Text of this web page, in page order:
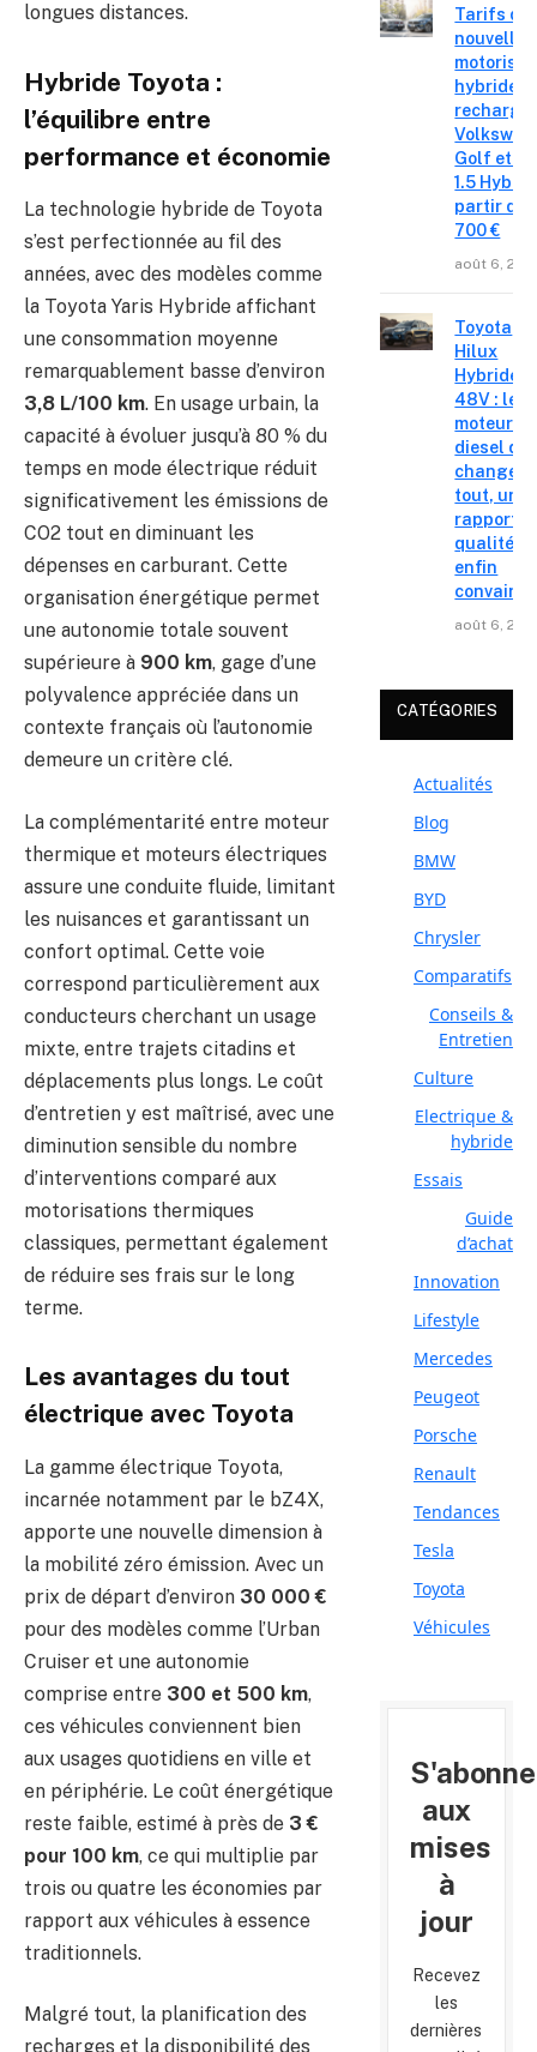
longues distances.
Hybride Toyota :
l’équilibre entre
performance et économie
La technologie hybride de Toyota
s’est perfectionnée au fil des
années, avec des modèles comme
la Toyota Yaris Hybride affichant
une consommation moyenne
remarquablement basse d’environ
3,8 L/100 km. En usage urbain, la
capacité à évoluer jusqu’à 80 % du
temps en mode électrique réduit
significativement les émissions de
CO2 tout en diminuant les
dépenses en carburant. Cette
organisation énergétique permet
une autonomie totale souvent
supérieure à 900 km, gage d’une
polyvalence appréciée dans un
contexte français où l’autonomie
demeure un critère clé.
La complémentarité entre moteur
thermique et moteurs électriques
assure une conduite fluide, limitant
les nuisances et garantissant un
confort optimal. Cette voie
correspond particulièrement aux
conducteurs cherchant un usage
mixte, entre trajets citadins et
déplacements plus longs. Le coût
d’entretien y est maîtrisé, avec une
diminution sensible du nombre
d’interventions comparé aux
motorisations thermiques
classiques, permettant également
de réduire ses frais sur le long
terme.
Les avantages du tout
électrique avec Toyota
La gamme électrique Toyota,
incarnée notamment par le bZ4X,
apporte une nouvelle dimension à
la mobilité zéro émission. Avec un
prix de départ d’environ 30 000 €
pour des modèles comme l’Urban
Cruiser et une autonomie
comprise entre 300 et 500 km,
ces véhicules conviennent bien
aux usages quotidiens en ville et
en périphérie. Le coût énergétique
reste faible, estimé à près de 3 €
pour 100 km, ce qui multiplie par
trois ou quatre les économies par
rapport aux véhicules à essence
traditionnels.
Malgré tout, la planification des
recharges et la disponibilité des
Tarifs
nouvelles
hybrides
Golf et T-
1.5 Hybrid
partir de
700 €
août 6,
Toyota
Hilux
Hybride
48V : le
moteur
diesel qui
change
tout, un
rapport
qualité-
enfin
août 6,
CATÉGORIES
Actualités
Blog
BMW
BYD
Chrysler
Comparatifs
Conseils &
Entretien
Culture
Electrique &
hybride
Essais
Guide
d’achat
Innovation
Lifestyle
Mercedes
Peugeot
Porsche
Renault
Tendances
Tesla
Toyota
Véhicules
aux
mises
à
jour
Recevez
les
dernières